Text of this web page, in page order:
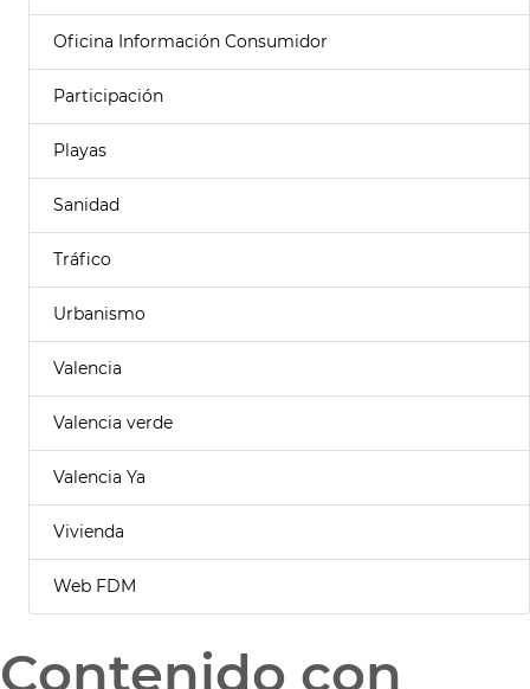
Oficina Información Consumidor
Participación
Playas
Sanidad
Tráfico
Urbanismo
Valencia
Valencia verde
Valencia Ya
Vivienda
Web FDM
Contenido con